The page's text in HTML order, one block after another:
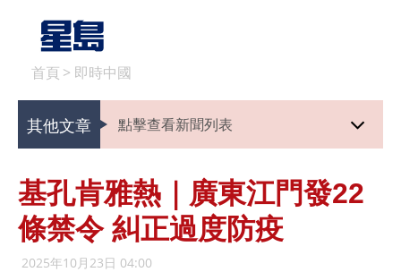
首頁 > 即時中國
其他文章 點擊查看新聞列表
基孔肯雅熱｜廣東江門發22
條禁令 糾正過度防疫
2025年10月23日 04:00